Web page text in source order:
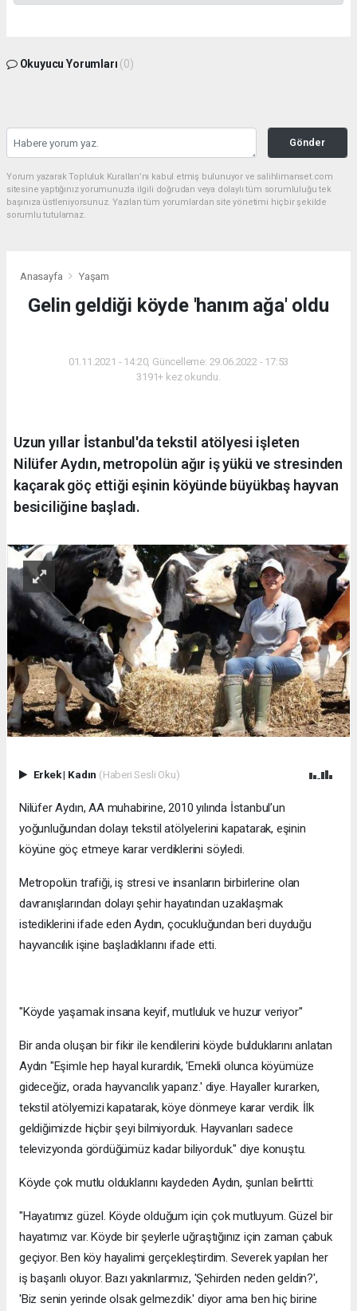
Okuyucu Yorumları (0)
Gönder
Yorum yazarak Topluluk Kuralları’nı kabul etmiş bulunuyor ve salihlimanset.com
sitesine yaptığınız yorumunuzla ilgili doğrudan veya dolaylı tüm sorumluluğu tek
başınıza üstleniyorsunuz. Yazılan tüm yorumlardan site yönetimi hiçbir şekilde
sorumlu tutulamaz.
Anasayfa Yaşam
Gelin geldiği köyde 'hanım ağa' oldu
01.11.2021 - 14:20, Güncelleme: 29.06.2022 - 17:53
3191+ kez okundu.
Uzun yıllar İstanbul'da tekstil atölyesi işleten
Nilüfer Aydın, metropolün ağır iş yükü ve stresinden
kaçarak göç ettiği eşinin köyünde büyükbaş hayvan
besiciliğine başladı.
Erkek| Kadın (Haberi Sesli Oku)
Nilüfer Aydın, AA muhabirine, 2010 yılında İstanbul’un
yoğunluğundan dolayı tekstil atölyelerini kapatarak, eşinin
köyüne göç etmeye karar verdiklerini söyledi.
Metropolün trafiği, iş stresi ve insanların birbirlerine olan
davranışlarından dolayı şehir hayatından uzaklaşmak
istediklerini ifade eden Aydın, çocukluğundan beri duyduğu
hayvancılık işine başladıklarını ifade etti.
"Köyde yaşamak insana keyif, mutluluk ve huzur veriyor"
Bir anda oluşan bir fikir ile kendilerini köyde bulduklarını anlatan
Aydın "Eşimle hep hayal kurardık, 'Emekli olunca köyümüze
gideceğiz, orada hayvancılık yaparız.' diye. Hayaller kurarken,
tekstil atölyemizi kapatarak, köye dönmeye karar verdik. İlk
geldiğimizde hiçbir şeyi bilmiyorduk. Hayvanları sadece
televizyonda gördüğümüz kadar biliyorduk." diye konuştu.
Köyde çok mutlu olduklarını kaydeden Aydın, şunları belirtti:
"Hayatımız güzel. Köyde olduğum için çok mutluyum. Güzel bir
hayatımız var. Köyde bir şeylerle uğraştığınız için zaman çabuk
geçiyor. Ben köy hayalimi gerçekleştirdim. Severek yapılan her
iş başarılı oluyor. Bazı yakınlarımız, 'Şehirden neden geldin?',
'Biz senin yerinde olsak gelmezdik.' diyor ama ben hiç birine